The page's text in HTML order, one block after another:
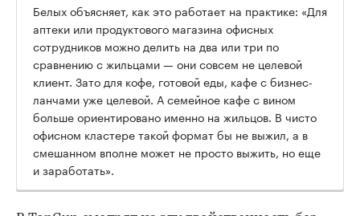
Белых объясняет, как это работает на практике: «Для
аптеки или продуктового магазина офисных
сотрудников можно делить на два или три по
сравнению с жильцами — они совсем не целевой
клиент. Зато для кофе, готовой еды, кафе с бизнес-
ланчами уже целевой. А семейное кафе с вином
больше ориентировано именно на жильцов. В чисто
офисном кластере такой формат бы не выжил, а в
смешанном вполне может не просто выжить, но еще
и заработать».